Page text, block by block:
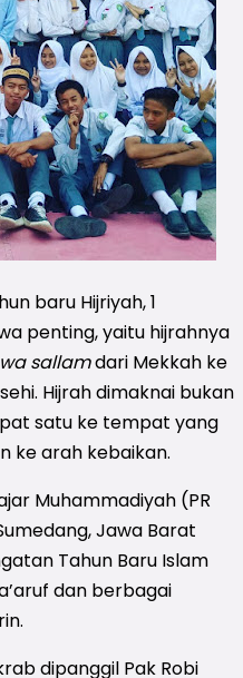
baru Hijriyah, 1
penting, yaitu hijrahnya
sallamdari Mekkah ke
Hijrah dimaknai bukan
satu ke tempat yang
ke arah kebaikan.
Muhammadiyah (PR
Jawa Barat
Tahun Baru Islam
dan berbagai
dipanggil Pak Robi